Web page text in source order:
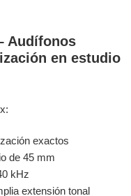
Audífonos
en estudio
exactos
de 45 mm
kHz
extensión tonal